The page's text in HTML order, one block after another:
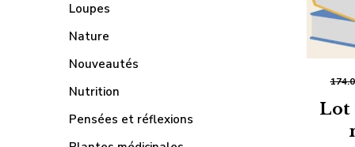
Lot
Loupes
Nature
Nouveautés
Nutrition
Pensées et réflexions